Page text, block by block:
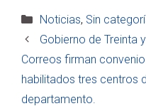
Categorías
Noticias, Sin
Gobierno de Treinta
Correos firman
habilitados tres centros
departamento.